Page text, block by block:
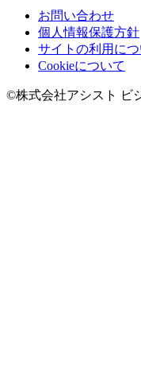
お問い合わせ
個人情報保護方針
サイトの利用につ
Cookieについて
©株式会社アシスト ビ